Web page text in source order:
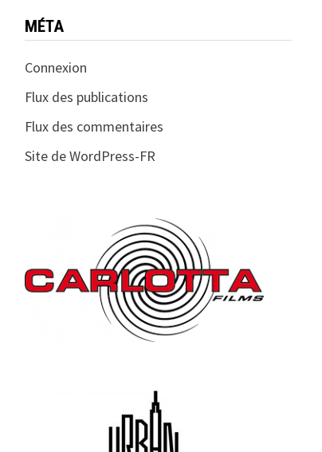
MÉTA
Connexion
Flux des publications
Flux des commentaires
Site de WordPress-FR